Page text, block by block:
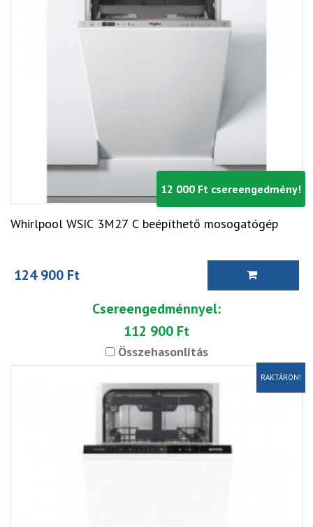
12 000 Ft csereengedmény!
Whirlpool WSIC 3M27 C beépíthető mosogatógép
124 900 Ft
Csereengedménnyel:
112 900 Ft
Összehasonlítás
RAKTÁRON!